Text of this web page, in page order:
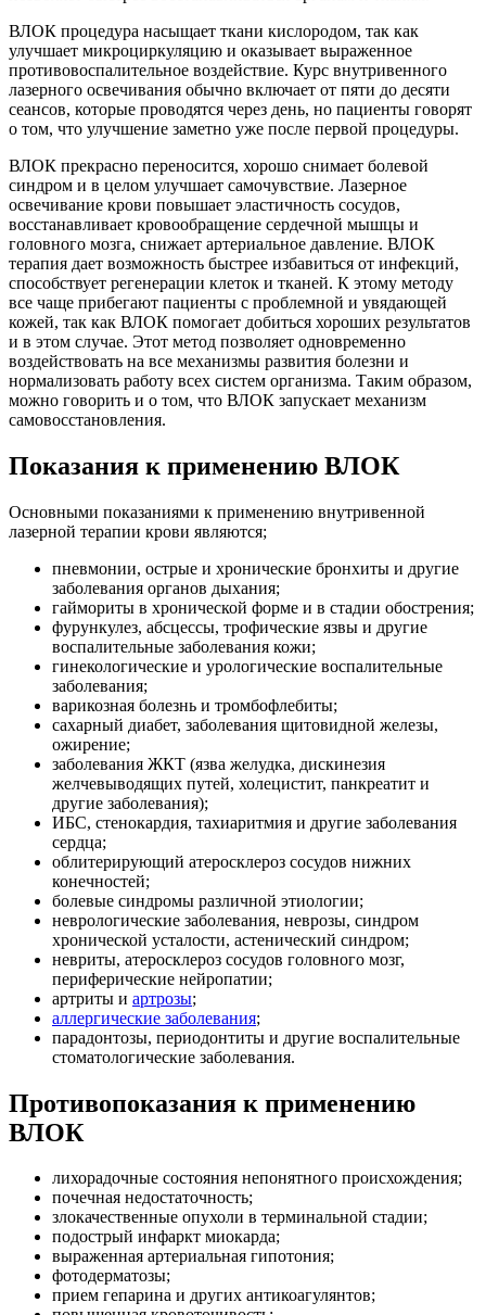
ВЛОК процедура насыщает ткани кислородом, так как
улучшает микроциркуляцию и оказывает выраженное
противовоспалительное воздействие. Курс внутривенного
лазерного освечивания обычно включает от пяти до десяти
сеансов, которые проводятся через день, но пациенты говорят
о том, что улучшение заметно уже после первой процедуры.
ВЛОК прекрасно переносится, хорошо снимает болевой
синдром и в целом улучшает самочувствие. Лазерное
освечивание крови повышает эластичность сосудов,
восстанавливает кровообращение сердечной мышцы и
головного мозга, снижает артериальное давление. ВЛОК
терапия дает возможность быстрее избавиться от инфекций,
способствует регенерации клеток и тканей. К этому методу
все чаще прибегают пациенты с проблемной и увядающей
кожей, так как ВЛОК помогает добиться хороших результатов
и в этом случае. Этот метод позволяет одновременно
воздействовать на все механизмы развития болезни и
нормализовать работу всех систем организма. Таким образом,
можно говорить и о том, что ВЛОК запускает механизм
самовосстановления.
Показания к применению ВЛОК
Основными показаниями к применению внутривенной
лазерной терапии крови являются;
пневмонии, острые и хронические бронхиты и другие
заболевания органов дыхания;
гаймориты в хронической форме и в стадии обострения;
фурункулез, абсцессы, трофические язвы и другие
воспалительные заболевания кожи;
гинекологические и урологические воспалительные
заболевания;
варикозная болезнь и тромбофлебиты;
сахарный диабет, заболевания щитовидной железы,
ожирение;
заболевания ЖКТ (язва желудка, дискинезия
желчевыводящих путей, холецистит, панкреатит и
другие заболевания);
ИБС, стенокардия, тахиаритмия и другие заболевания
сердца;
облитерирующий атеросклероз сосудов нижних
конечностей;
болевые синдромы различной этиологии;
неврологические заболевания, неврозы, синдром
хронической усталости, астенический синдром;
невриты, атеросклероз сосудов головного мозг,
периферические нейропатии;
артриты и артрозы;
аллергические заболевания;
парадонтозы, периодонтиты и другие воспалительные
стоматологические заболевания.
Противопоказания к применению
ВЛОК
лихорадочные состояния непонятного происхождения;
почечная недостаточность;
злокачественные опухоли в терминальной стадии;
подострый инфаркт миокарда;
выраженная артериальная гипотония;
фотодерматозы;
прием гепарина и других антикоагулянтов;